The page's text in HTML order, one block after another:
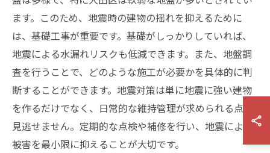
ます。このため、地震時の建物の揺れを抑えるために
は、基礎工事が重要です。基礎がしっかりしていれば、
地震による水漏れリスクも低減できます。また、地盤調
査を行うことで、どのような施工が必要かを具体的に判
断することができます。地震対策は単に地震に強い建物
を作るだけでなく、日常的な維持管理が求められる点も
見逃せません。定期的な点検や補修を行い、地震による
被害を最小限に抑えることが大切です。